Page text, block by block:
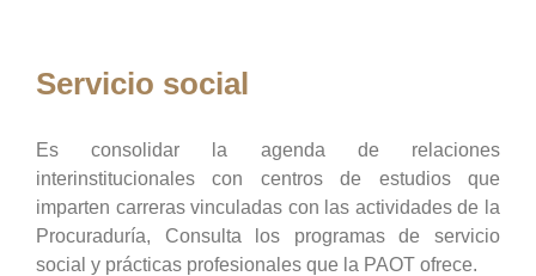
Servicio social
Es consolidar la agenda de relaciones
interinstitucionales con centros de estudios que
imparten carreras vinculadas con las actividades de la
Procuraduría, Consulta los programas de servicio
social y prácticas profesionales que la PAOT ofrece.